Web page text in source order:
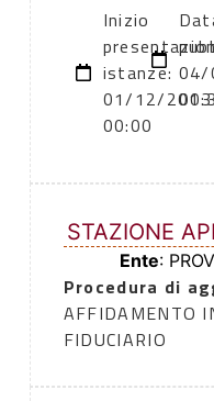
Inizio
istanze:
01/12/2013
00:00
04/
STAZIONE
Ente:
Procedura di
AFFIDAMENTO
FIDUCIARIO